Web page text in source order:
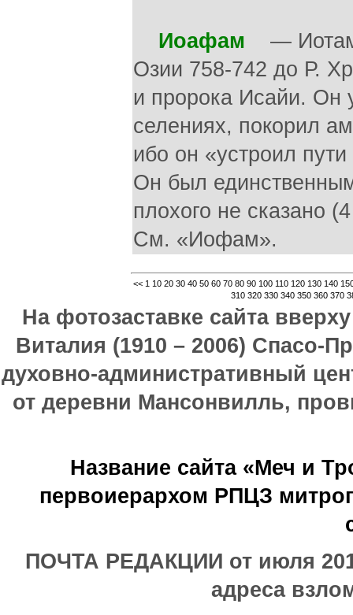
Иоафам — Иотам.
Озии 758-742 до Р.
и пророка Исайи. Он
селениях, покорил
ибо он «устроил
Он был
плохого не сказано
См. «Иофам».
<< 1 10 20 30 40 50 60 70 80 90 100 110 120 130 140
310 320 330 340 350 360 370
На фотозаставке сайта
Виталия (1910 – 2006) Спасо-
духовно-административный
от деревни Мансонвилль,
Название сайта «Меч и
первоиерархом РПЦЗ
ПОЧТА РЕДАКЦИИ от июля
адреса